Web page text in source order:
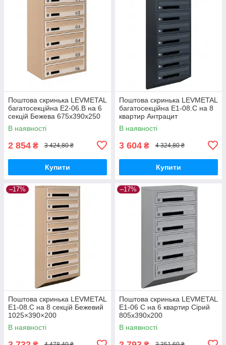
Поштова скринька LEVMETAL
багатосекційна Е2-06.B на 6
секцій Бежева 675x390x250
В наявності
2 854 ₴ 3 424,80 ₴
Купити
Поштова скринька LEVMETAL
багатосекційна Е1-08.C на 8
квартир Антрацит
1025×390×200
В наявності
3 604 ₴ 4 324,80 ₴
Купити
–17%
Поштова скринька LEVMETAL
Е1-08.C на 8 секцій Бежевий
1025×390×200
В наявності
–17%
Поштова скринька LEVMETAL
Е1-06 C на 6 квартир Сірий
805x390x200
В наявності